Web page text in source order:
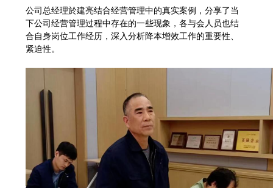
公司总经理於建亮结合经营管理中的真实案例，分享了当
下公司经营管理过程中存在的一些现象，各与会人员也结
合自身岗位工作经历，深入分析降本增效工作的重要性、
紧迫性。